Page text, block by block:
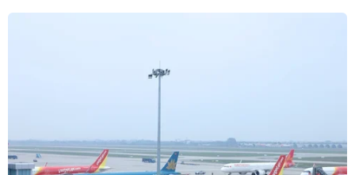
TIN CÙNG CHUYÊN MỤC